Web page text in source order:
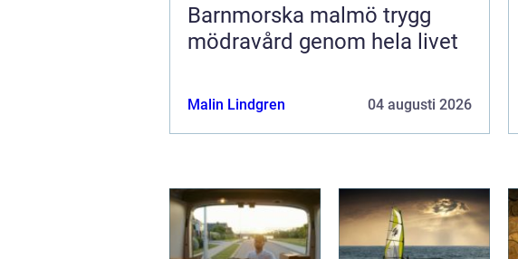
Barnmorska malmö trygg
mödravård genom hela livet
Malin Lindgren 04 augusti 2026